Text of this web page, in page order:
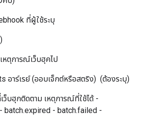
ที่ผู้ใช้ระบุ
หตุการณ์เว็บฮุคไป
อาร์เรย์ (ออบเจ็กต์หรือสตริง) (ต้องระบุ)
ว็บฮุกติดตาม เหตุการณ์ที่ใช้ได้ -
batch.expired - batch.failed -